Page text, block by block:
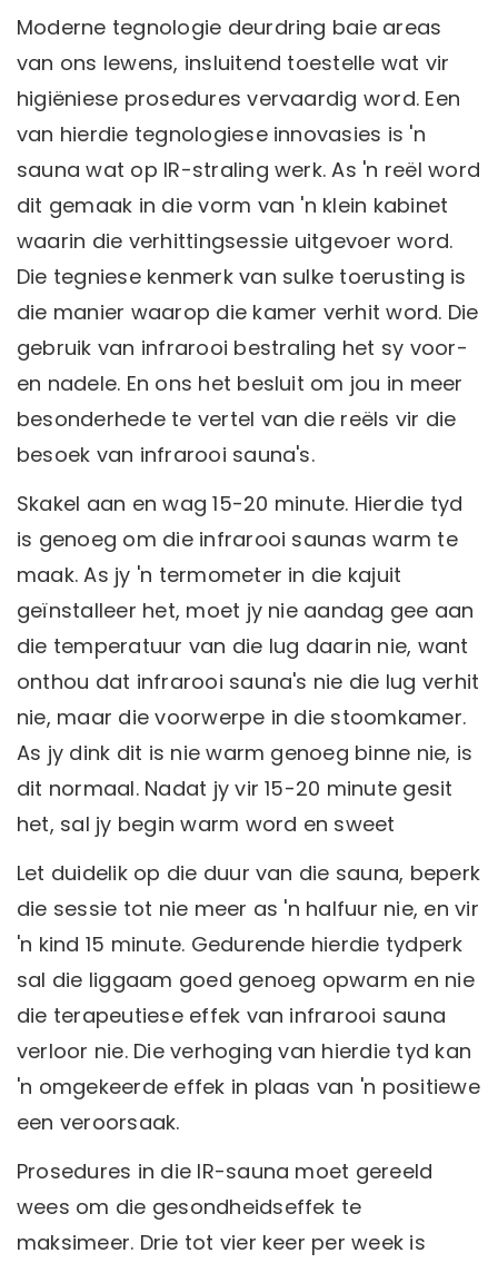
Moderne tegnologie deurdring baie areas
van ons lewens, insluitend toestelle wat vir
higiëniese prosedures vervaardig word. Een
van hierdie tegnologiese innovasies is 'n
sauna wat op IR-straling werk. As 'n reël word
dit gemaak in die vorm van 'n klein kabinet
waarin die verhittingsessie uitgevoer word.
Die tegniese kenmerk van sulke toerusting is
die manier waarop die kamer verhit word. Die
gebruik van infrarooi bestraling het sy voor-
en nadele. En ons het besluit om jou in meer
besonderhede te vertel van die reëls vir die
besoek van infrarooi sauna's.
Skakel aan en wag 15-20 minute. Hierdie tyd
is genoeg om die infrarooi saunas warm te
maak. As jy 'n termometer in die kajuit
geïnstalleer het, moet jy nie aandag gee aan
die temperatuur van die lug daarin nie, want
onthou dat infrarooi sauna's nie die lug verhit
nie, maar die voorwerpe in die stoomkamer.
As jy dink dit is nie warm genoeg binne nie, is
dit normaal. Nadat jy vir 15-20 minute gesit
het, sal jy begin warm word en sweet
Let duidelik op die duur van die sauna, beperk
die sessie tot nie meer as 'n halfuur nie, en vir
'n kind 15 minute. Gedurende hierdie tydperk
sal die liggaam goed genoeg opwarm en nie
die terapeutiese effek van infrarooi sauna
verloor nie. Die verhoging van hierdie tyd kan
'n omgekeerde effek in plaas van 'n positiewe
een veroorsaak.
Prosedures in die IR-sauna moet gereeld
wees om die gesondheidseffek te
maksimeer. Drie tot vier keer per week is